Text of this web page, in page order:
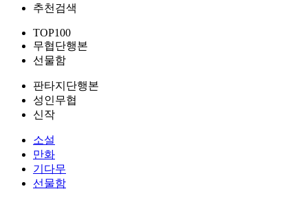
추천검색
TOP100
무협단행본
선물함
판타지단행본
성인무협
신작
소설
만화
기다무
선물함